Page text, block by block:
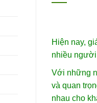
Hiện nay,
nhiều
Với những
và quan
nhau cho